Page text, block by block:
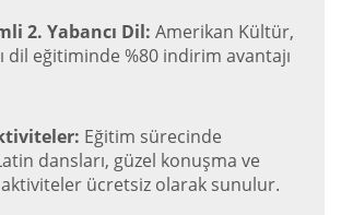
2. Yabancı Dil: Amerikan Kültür,
dil eğitiminde %80 indirim avantajı
Eğitim sürecinde
dansları, güzel konuşma ve
ücretsiz olarak sunulur.